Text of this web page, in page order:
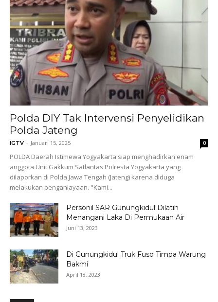
Polda DIY Tak Intervensi Penyelidikan
Polda Jateng
IGTV - Januari 15, 2025 0
POLDA Daerah Istimewa Yogyakarta siap menghadirkan enam
anggota Unit Gakkum Satlantas Polresta Yogyakarta yang
dilaporkan di Polda Jawa Tengah (Jateng) karena diduga
melakukan penganiayaan. "Kami...
Personil SAR Gunungkidul Dilatih
Menangani Laka Di Permukaan Air
Juni 13, 2023
Di Gunungkidul Truk Fuso Timpa Warung
Bakmi
April 18, 2023